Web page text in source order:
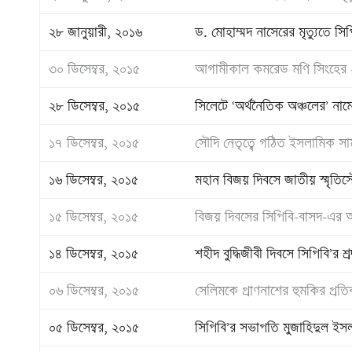
২৮ জানুয়ারী, ২০১৬ ড. মোহাম্মদ নাসেরের মৃত্যুতে
৩০ ডিসেম্বর, ২০১৫ আগামীকাল কমরেড মণি সিংহের
২৮ ডিসেম্বর, ২০১৫ সিলেটে ‘অর্থনৈতিক অঞ্চলের’
১৭ ডিসেম্বর, ২০১৫ সৌদি নেতৃত্বে গঠিত ইসলামিক
১৬ ডিসেম্বর, ২০১৫ মহান বিজয় দিবসে জাতীয়
১৫ ডিসেম্বর, ২০১৫ বিজয় দিবসের সিপিবি-বাসদ-এর
১৪ ডিসেম্বর, ২০১৫ শহীদ বুদ্ধিজীবী দিবসে সিপিবি’র
০৬ ডিসেম্বর, ২০১৫ সেলিমকে প্রাণনাশের হুমকির
০৫ ডিসেম্বর, ২০১৫ সিপিবি’র সভাপতি মুজাহিদুল